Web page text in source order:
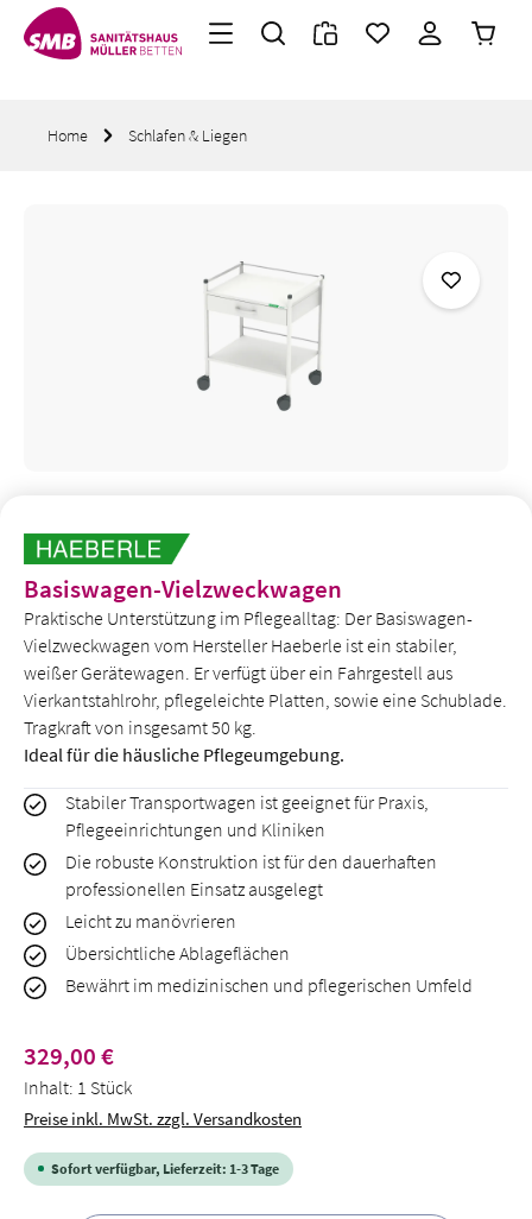
Zum Hauptinhalt springen
Home Schlafen & Liegen
Basiswagen-Vielzweckwagen
Praktische Unterstützung im Pflegealltag: Der Basiswagen-
Vielzweckwagen vom Hersteller Haeberle ist ein stabiler,
weißer Gerätewagen. Er verfügt über ein Fahrgestell aus
Vierkantstahlrohr, pflegeleichte Platten, sowie eine Schublade.
Tragkraft von insgesamt 50 kg.
Ideal für die häusliche Pflegeumgebung.
Stabiler Transportwagen ist geeignet für Praxis,
Pflegeeinrichtungen und Kliniken
Die robuste Konstruktion ist für den dauerhaften
professionellen Einsatz ausgelegt
Leicht zu manövrieren
Übersichtliche Ablageflächen
Bewährt im medizinischen und pflegerischen Umfeld
Regulärer Preis:
329,00 €
Inhalt: 1 Stück
Preise inkl. MwSt. zzgl. Versandkosten
Sofort verfügbar, Lieferzeit: 1-3 Tage